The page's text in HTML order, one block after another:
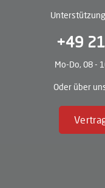
+49
Mo-Do, 08 -
Oder über